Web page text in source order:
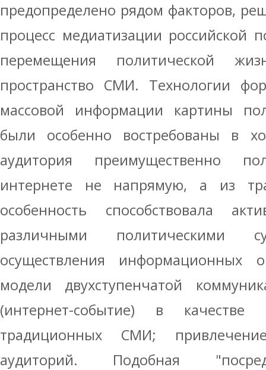
предопределено рядом факторов,
процесс медиатизации российской
перемещения политической
пространство СМИ. Технологии
массовой информации картины
были особенно востребованы в
аудитория преимущественно
интернете не напрямую, а из
особенность способствовала
различными политическими
осуществления информационных
модели двухступенчатой
(интернет-событие) в
традиционных СМИ;
аудиторий. Подобная